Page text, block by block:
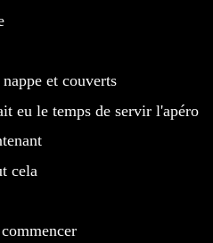
et couverts
eu le temps de servir l'apéro
cela